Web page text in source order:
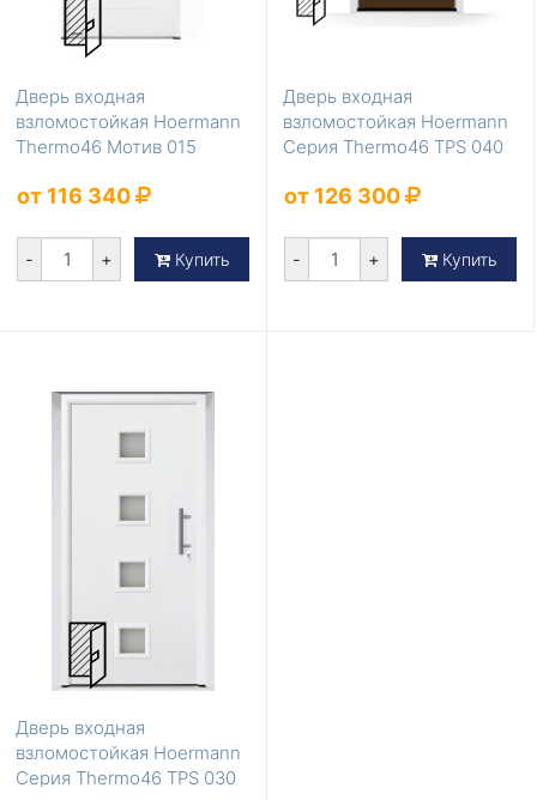
Дверь входная
взломостойкая Hoermann
Thermo46 Мотив 015
от 116 340
- + Купить
Дверь входная
взломостойкая Hoermann
Серия Thermo46 TPS 040
от 126 300
- + Купить
Дверь входная
взломостойкая Hoermann
Серия Thermo46 TPS 030